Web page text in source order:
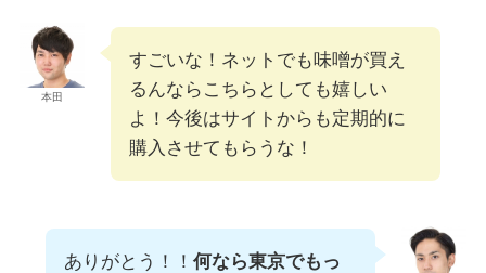
本田
すごいな！ネットでも味噌が買え
るんならこちらとしても嬉しい
よ！今後はサイトからも定期的に
購入させてもらうな！
ありがとう！！ 何なら東京でもっ